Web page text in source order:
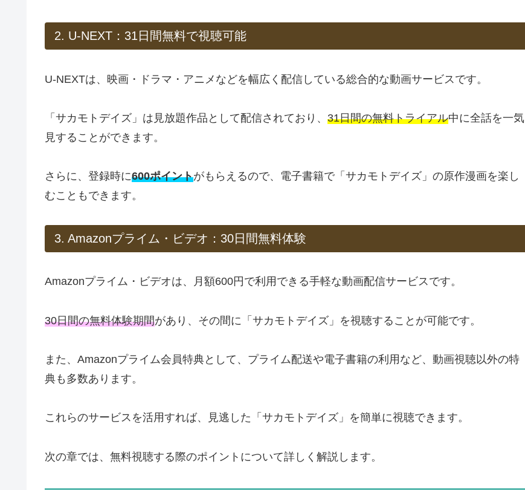
2. U-NEXT：31日間無料で視聴可能
U-NEXTは、映画・ドラマ・アニメなどを幅広く配信している総合的な動画サービスです。
「サカモトデイズ」は見放題作品として配信されており、 31日間の無料トライアル中に全話を一気
見することができます。
さらに、登録時に600ポイントがもらえるので、電子書籍で「サカモトデイズ」の原作漫画を楽し
むこともできます。
3. Amazonプライム・ビデオ：30日間無料体験
Amazonプライム・ビデオは、月額600円で利用できる手軽な動画配信サービスです。
30日間の無料体験期間があり、その間に「サカモトデイズ」を視聴することが可能です。
また、Amazonプライム会員特典として、プライム配送や電子書籍の利用など、動画視聴以外の特
典も多数あります。
これらのサービスを活用すれば、見逃した「サカモトデイズ」を簡単に視聴できます。
次の章では、無料視聴する際のポイントについて詳しく解説します。